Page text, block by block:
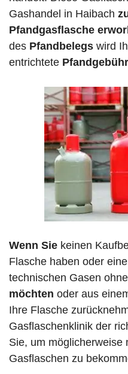
Gashandel in Haibach
Pfandgasflasche
des Pfandbelegs wird
entrichtete
Wenn Sie keinen
Flasche haben oder
technischen Gasen
möchten oder aus
Ihre Flasche
Gasflaschenklinik der
Sie, um möglicherweise
Gasflaschen zu